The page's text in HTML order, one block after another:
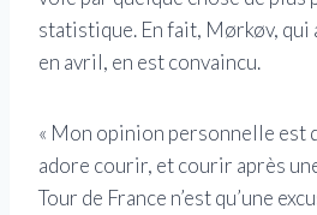
statistique. En fait, Mørkøv, qui
en avril, en est convaincu.
« Mon opinion personnelle est
adore courir, et courir après
Tour de France n’est qu’une